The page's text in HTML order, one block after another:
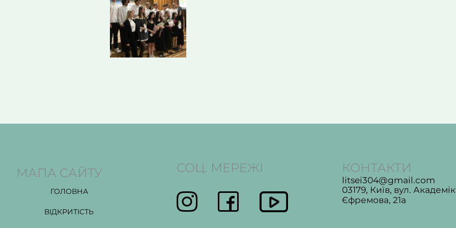
МАПА САЙТУ
ГОЛОВНА
ВІДКРИТІСТЬ
СОЦ. МЕРЕЖІ КОНТАКТИ
litsei304@gmail.com
03179, Київ, вул.
Єфремова, 21а